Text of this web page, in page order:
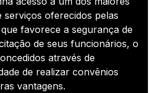
serviços oferecidos pelas
favorece a segurança de
de seus funcionários, o
através de
de realizar convênios
vantagens.